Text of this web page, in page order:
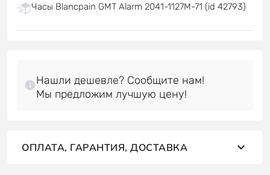
Часы Blancpain GMT Alarm 2041-1127M-71 (id 42793)
Нашли дешевле? Сообщите нам!
ОПЛАТА, ГАРАНТИЯ, ДОСТАВКА